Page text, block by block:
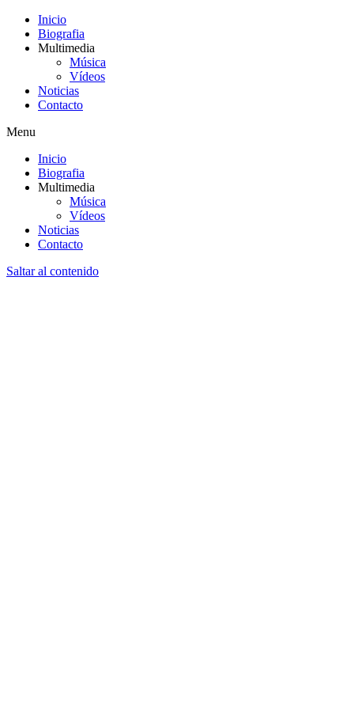
Inicio
Biografia
Multimedia
Música
Vídeos
Noticias
Contacto
Menu
Inicio
Biografia
Multimedia
Música
Vídeos
Noticias
Contacto
Saltar al contenido